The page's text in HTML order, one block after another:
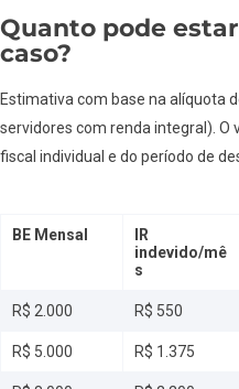
Quanto pode
caso?
Estimativa com base na alíquota
servidores com renda integral). O
fiscal individual e do período de
BE Mensal
IR
indevido/mê
s
R$ 2.000 R$ 550
R$ 5.000 R$ 1.375